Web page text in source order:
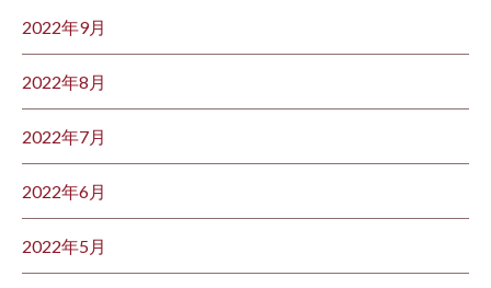
2022年9月
2022年8月
2022年7月
2022年6月
2022年5月